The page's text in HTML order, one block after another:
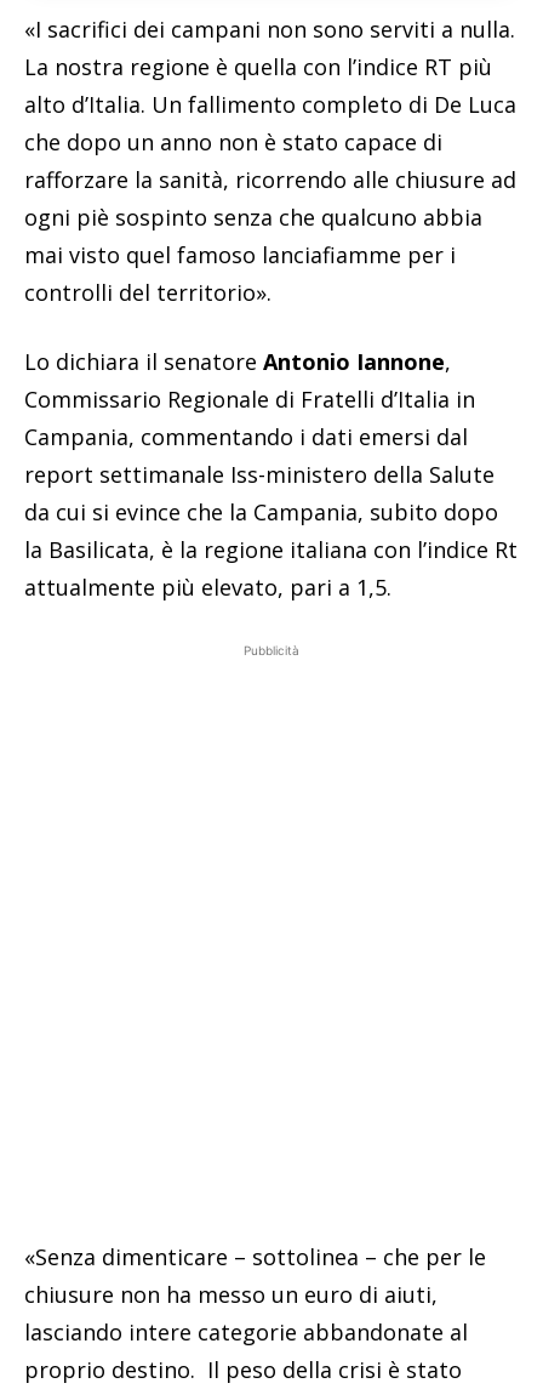
«I sacrifici dei campani non sono serviti a nulla.
La nostra regione è quella con l’indice RT più
alto d’Italia. Un fallimento completo di De Luca
che dopo un anno non è stato capace di
rafforzare la sanità, ricorrendo alle chiusure ad
ogni piè sospinto senza che qualcuno abbia
mai visto quel famoso lanciafiamme per i
controlli del territorio».
Lo dichiara il senatore Antonio Iannone,
Commissario Regionale di Fratelli d’Italia in
Campania, commentando i dati emersi dal
report settimanale Iss-ministero della Salute
da cui si evince che la Campania, subito dopo
la Basilicata, è la regione italiana con l’indice Rt
attualmente più elevato, pari a 1,5.
Pubblicità
«Senza dimenticare – sottolinea – che per le
chiusure non ha messo un euro di aiuti,
lasciando intere categorie abbandonate al
proprio destino. Il peso della crisi è stato